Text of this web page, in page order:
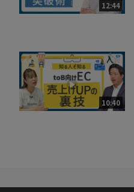
12:44
10:40